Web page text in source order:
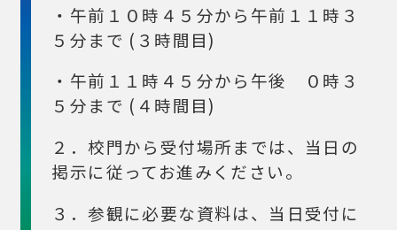
・午前１０時４５分から午前１１時３
５分まで (３時間目)
・午前１１時４５分から午後 ０時３
５分まで (４時間目)
２．校門から受付場所までは、当日の
掲示に従ってお進みください。
３．参観に必要な資料は、当日受付に